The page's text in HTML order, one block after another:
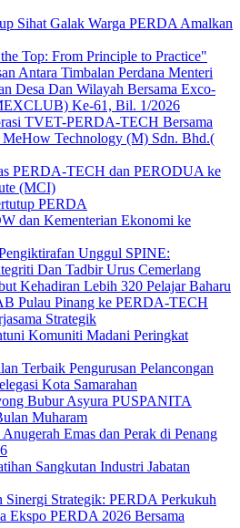
Sihat Galak Warga PERDA Amalkan
Top: From Principle to Practice"
Antara Timbalan Perdana Menteri
Desa Dan Wilayah Bersama Exco-
Ke-61, Bil. 1/2026
TVET-PERDA-TECH Bersama
Technology (M) Sdn. Bhd.(
PERDA-TECH dan PERODUA ke
(MCI)
PERDA
dan Kementerian Ekonomi ke
Unggul SPINE:
Dan Tadbir Urus Cemerlang
Kehadiran Lebih 320 Pelajar Baharu
Pulau Pinang ke PERDA-TECH
Strategik
Komuniti Madani Peringkat
Terbaik Pengurusan Pelancongan
Kota Samarahan
Bubur Asyura PUSPANITA
Muharam
Emas dan Perak di Penang
Sangkutan Industri Jabatan
Strategik: PERDA Perkukuh
Ekspo PERDA 2026 Bersama